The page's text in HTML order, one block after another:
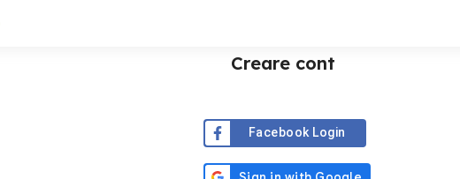
Creare cont
Facebook Login